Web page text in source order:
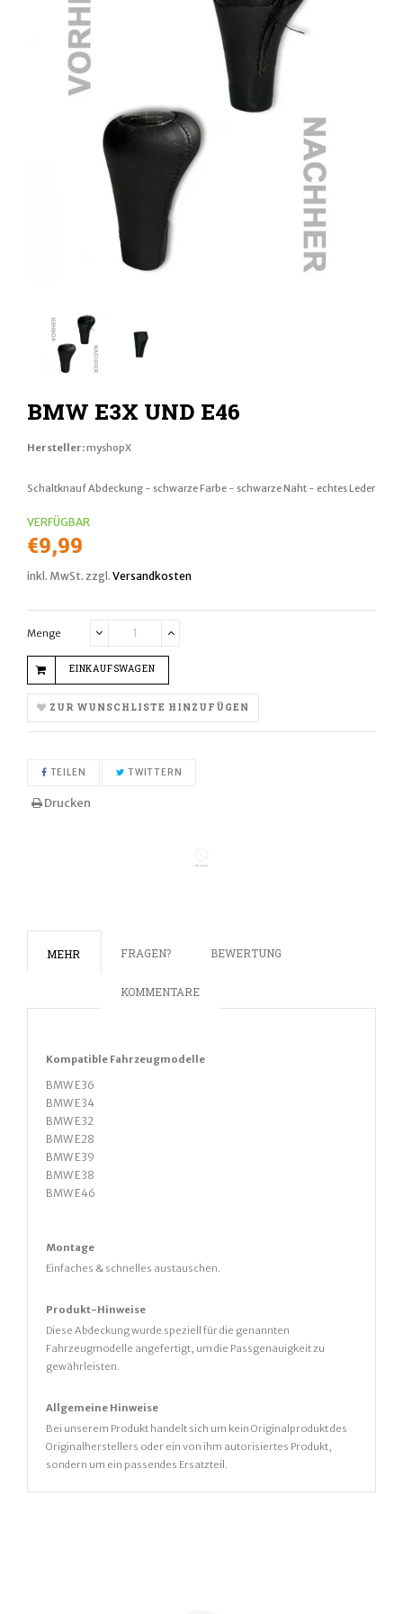
BMW E3X UND E46
Hersteller:myshopX
Schaltknauf Abdeckung - schwarze Farbe - schwarze Naht - echtes Leder
VERFÜGBAR
Normaler
Preis
€9,99
inkl. MwSt. zzgl. Versandkosten
Menge
missing:
de.cart.general.reduce_quantity
EINKAUFSWAGEN
ZUR WUNSCHLISTE HINZUFÜGEN
TEILEN AUF FACEBOOK TEILEN
TWITTERN
Drucken
MEHR FRAGEN? BEWERTUNG
KOMMENTARE
Kompatible Fahrzeugmodelle
BMW E36
BMW E34
BMW E32
BMW E28
BMW E39
BMW E38
BMW E46
Montage
Einfaches & schnelles austauschen.
Produkt-Hinweise
Diese Abdeckung wurde speziell für die genannten
Fahrzeugmodelle angefertigt, um die Passgenauigkeit zu
gewährleisten.
Allgemeine Hinweise
Bei unserem Produkt handelt sich um kein Originalprodukt des
Originalherstellers oder ein von ihm autorisiertes Produkt,
sondern um ein passendes Ersatzteil.